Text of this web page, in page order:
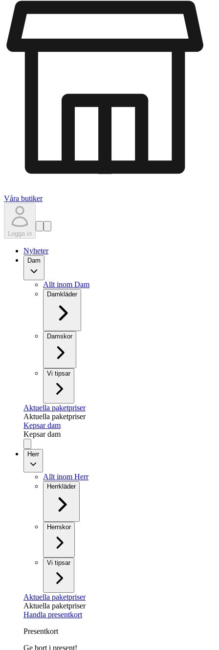
Våra butiker
Logga in
Nyheter
Dam
Allt inom Dam
Damkläder
Damskor
Vi tipsar
Aktuella paketpriser
Aktuella paketpriser
Kepsar dam
Kepsar dam
Herr
Allt inom Herr
Herrkläder
Herrskor
Vi tipsar
Aktuella paketpriser
Aktuella paketpriser
Handla presentkort
Presentkort
Ge bort i present!